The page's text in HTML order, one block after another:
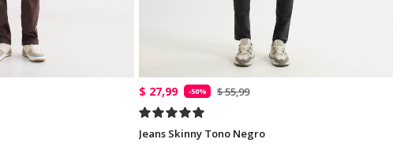
$ 27,99 -50% $ 55,99
Jeans Skinny Tono Negro